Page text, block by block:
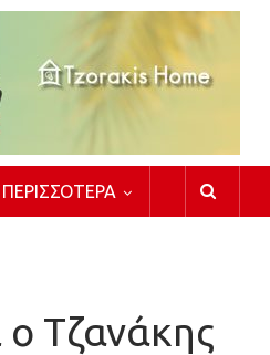
ΠΕΡΙΣΣΌΤΕΡΑ
Τζανάκης